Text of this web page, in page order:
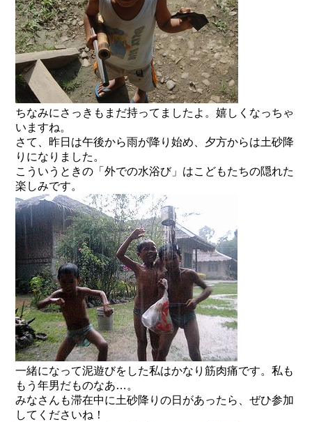
ちなみにさっきもまだ持ってましたよ。嬉しくなっちゃ
いますね。
さて、昨日は午後から雨が降り始め、夕方からは土砂降
りになりました。
こういうときの「外での水浴び」はこどもたちの隠れた
楽しみです。
一緒になって泥遊びをした私はかなり筋肉痛です。私も
もう年男だものなあ…。
みなさんも滞在中に土砂降りの日があったら、ぜひ参加
してくださいね！